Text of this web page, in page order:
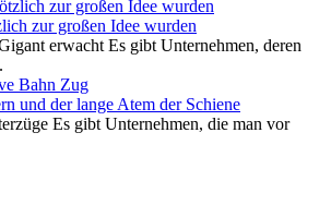
zur großen Idee wurden
erwacht Es gibt Unternehmen, deren
und der lange Atem der Schiene
Es gibt Unternehmen, die man vor